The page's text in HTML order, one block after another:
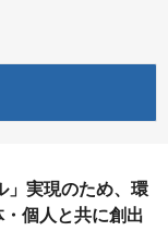
」実現のため、環
個人と共に創出